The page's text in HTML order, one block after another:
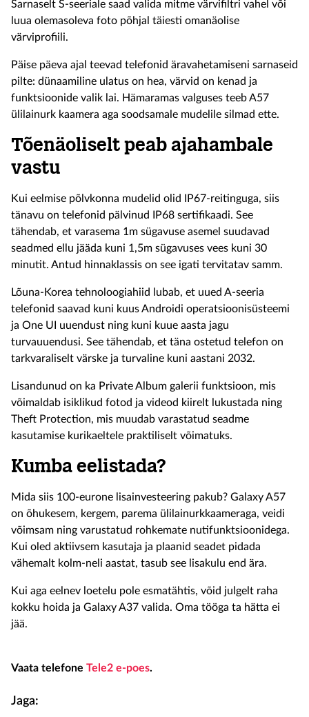
Sarnaselt S-seeriale saad valida mitme värvifiltri vahel või
luua olemasoleva foto põhjal täiesti omanäolise
värviprofiili.
Päise päeva ajal teevad telefonid äravahetamiseni sarnaseid
pilte: dünaamiline ulatus on hea, värvid on kenad ja
funktsioonide valik lai. Hämaramas valguses teeb A57
ülilainurk kaamera aga soodsamale mudelile silmad ette.
Tõenäoliselt peab ajahambale
vastu
Kui eelmise põlvkonna mudelid olid IP67-reitinguga, siis
tänavu on telefonid pälvinud IP68 sertifikaadi. See
tähendab, et varasema 1m sügavuse asemel suudavad
seadmed ellu jääda kuni 1,5m sügavuses vees kuni 30
minutit. Antud hinnaklassis on see igati tervitatav samm.
Lõuna-Korea tehnoloogiahiid lubab, et uued A-seeria
telefonid saavad kuni kuus Androidi operatsioonisüsteemi
ja One UI uuendust ning kuni kuue aasta jagu
turvauuendusi. See tähendab, et täna ostetud telefon on
tarkvaraliselt värske ja turvaline kuni aastani 2032.
Lisandunud on ka Private Album galerii funktsioon, mis
võimaldab isiklikud fotod ja videod kiirelt lukustada ning
Theft Protection, mis muudab varastatud seadme
kasutamise kurikaeltele praktiliselt võimatuks.
Kumba eelistada?
Mida siis 100-eurone lisainvesteering pakub? Galaxy A57
on õhukesem, kergem, parema ülilainurkkaameraga, veidi
võimsam ning varustatud rohkemate nutifunktsioonidega.
Kui oled aktiivsem kasutaja ja plaanid seadet pidada
vähemalt kolm-neli aastat, tasub see lisakulu end ära.
Kui aga eelnev loetelu pole esmatähtis, võid julgelt raha
kokku hoida ja Galaxy A37 valida. Oma tööga ta hätta ei
jää.
Vaata telefone Tele2 e-poes.
Jaga: